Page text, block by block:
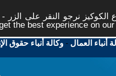
نرجو النقر على
the best experience on
أنباء العمال -وكالة أنباء حقوق